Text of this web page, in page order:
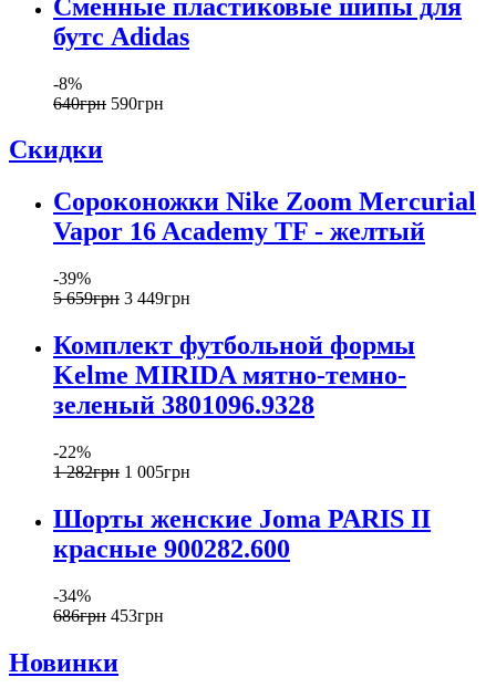
Сменные пластиковые шипы для
бутс Adidas
-8%
640грн 590грн
Скидки
Сороконожки Nike Zoom Mercurial
Vapor 16 Academy TF - желтый
-39%
5 659грн 3 449грн
Комплект футбольной формы
Kelme MIRIDA мятно-темно-
зеленый 3801096.9328
-22%
1 282грн 1 005грн
Шорты женские Joma PARIS II
красные 900282.600
-34%
686грн 453грн
Новинки